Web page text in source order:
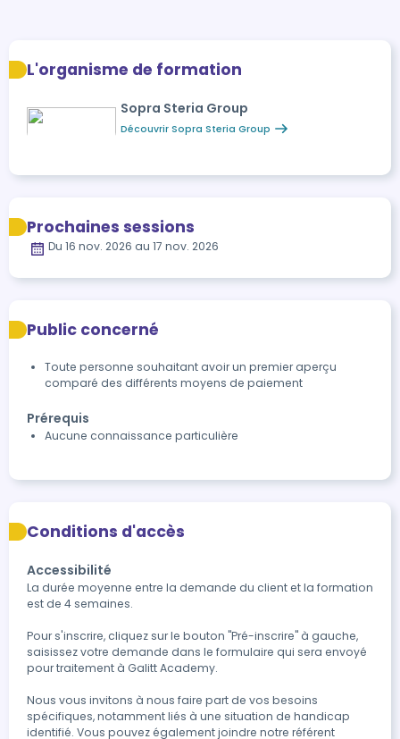
L'organisme de formation
Sopra Steria Group
Découvrir Sopra Steria Group
Prochaines sessions
Du 16 nov. 2026 au 17 nov. 2026
Public concerné
Toute personne souhaitant avoir un premier aperçu
comparé des différents moyens de paiement
Prérequis
Aucune connaissance particulière
Conditions d'accès
Accessibilité
La durée moyenne entre la demande du client et la formation
est de 4 semaines.
Pour s'inscrire, cliquez sur le bouton "Pré-inscrire" à gauche,
saisissez votre demande dans le formulaire qui sera envoyé
pour traitement à Galitt Academy.
Nous vous invitons à nous faire part de vos besoins
spécifiques, notamment liés à une situation de handicap
identifié. Vous pouvez également joindre notre référent